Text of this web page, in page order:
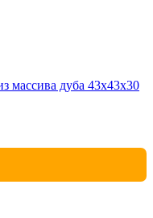
массива дуба 43х43х30